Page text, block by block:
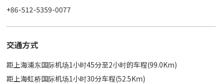
+86-512-5359-0077
交通方式
距上海浦东国际机场1小时45分至2小时的车程(99.0Km)
距上海虹桥国际机场1小时30分车程(52.5Km)